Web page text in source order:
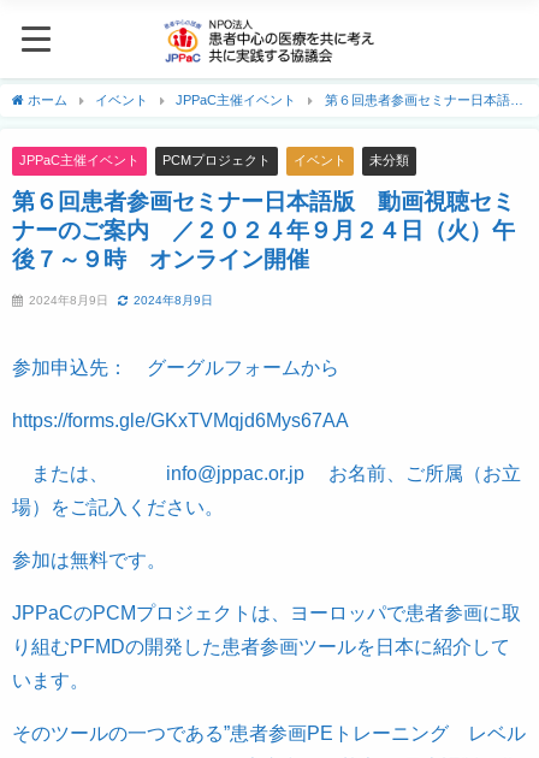
ホーム イベント JPPaC主催イベント
第６回患者参画セミナー日本語
JPPaC主催イベント
PCMプロジェクト イベント 未分類
第６回患者参画セミナー日本語版 動画視聴セミ
ナーのご案内 ／２０２４年９月２４日（火）午
後７～９時 オンライン開催
2024年8月9日 2024年8月9日
参加申込先： グーグルフォームから
https://forms.gle/GKxTVMqjd6Mys67AA
または、 info@jppac.or.jp お名前、ご所属（お立
場）をご記入ください。
参加は無料です。
JPPaCのPCMプロジェクトは、ヨーロッパで患者参画に取
り組むPFMDの開発した患者参画ツールを日本に紹介して
います。
そのツールの一つである”患者参画PEトレーニング レベル